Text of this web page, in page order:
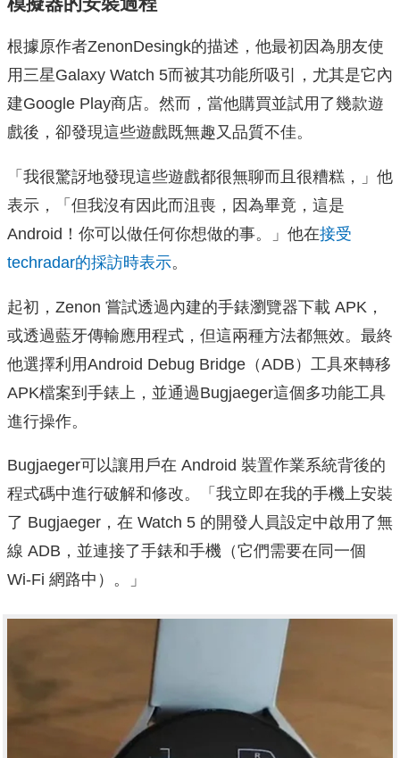
根據原作者ZenonDesingk的描述，他最初因為朋友使
用三星Galaxy Watch 5而被其功能所吸引，尤其是它內
建Google Play商店。然而，當他購買並試用了幾款遊
戲後，卻發現這些遊戲既無趣又品質不佳。
「我很驚訝地發現這些遊戲都很無聊而且很糟糕，」他
表示，「但我沒有因此而沮喪，因為畢竟，這是
Android！你可以做任何你想做的事。」他在接受
techradar的採訪時表示。
起初，Zenon 嘗試透過內建的手錶瀏覽器下載 APK，
或透過藍牙傳輸應用程式，但這兩種方法都無效。最終
他選擇利用Android Debug Bridge（ADB）工具來轉移
APK檔案到手錶上，並通過Bugjaeger這個多功能工具
進行操作。
Bugjaeger可以讓用戶在 Android 裝置作業系統背後的
程式碼中進行破解和修改。「我立即在我的手機上安裝
了 Bugjaeger，在 Watch 5 的開發人員設定中啟用了無
線 ADB，並連接了手錶和手機（它們需要在同一個
Wi-Fi 網路中）。」